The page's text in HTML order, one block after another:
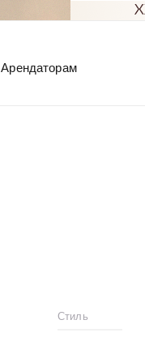
Арендаторам
Стиль